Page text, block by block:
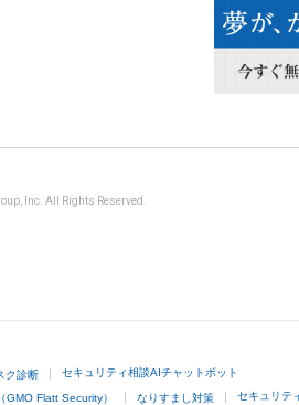
Inc. All Rights Reserved.
ク診断 セキュリティ相談AIチャットボット
GMO Flatt Security） なりすまし対策 セキュリテ